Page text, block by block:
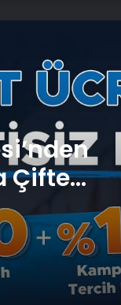
Çifte
ve